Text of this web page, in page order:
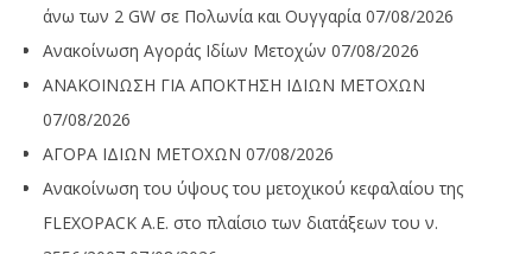
άνω των 2 GW σε Πολωνία και Ουγγαρία 07/08/2026
Ανακοίνωση Αγοράς Ιδίων Μετοχών 07/08/2026
ΑΝΑΚΟΙΝΩΣΗ ΓΙΑ ΑΠΟΚΤΗΣΗ ΙΔΙΩΝ ΜΕΤΟΧΩΝ
07/08/2026
ΑΓΟΡΑ ΙΔΙΩΝ ΜΕΤΟΧΩΝ 07/08/2026
Ανακοίνωση του ύψους του μετοχικού κεφαλαίου της
FLEXOPACK A.E. στο πλαίσιο των διατάξεων του ν.